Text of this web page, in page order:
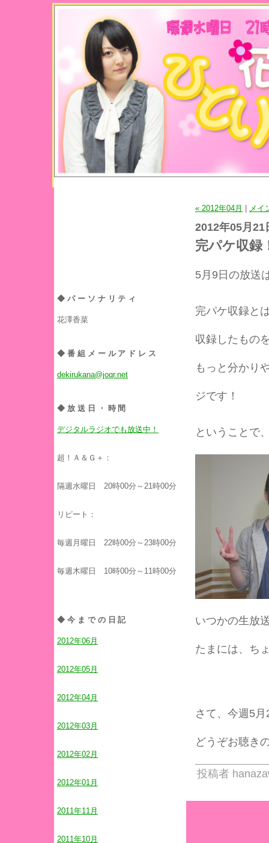
◆パーソナリティ
花澤香菜
◆番組メールアドレス
dekirukana@joqr.net
◆放送日・時間
デジタルラジオでも放送中！
超！Ａ＆Ｇ＋：
隔週水曜日 20時00分～21時00分
リピート：
毎週月曜日 22時00分～23時00分
毎週木曜日 10時00分～11時00分
◆今までの日記
2012年06月
2012年05月
2012年04月
2012年03月
2012年02月
2012年01月
2011年11月
2011年10月
« 2012年04月 メイ
2012年05月21
完パケ収録
5月9日の放送
完パケ収録と
収録したもの
もっと分かり
ジです！
ということで
いつかの生放
たまには、ち
さて、今週5
どうぞお聴き
投稿者